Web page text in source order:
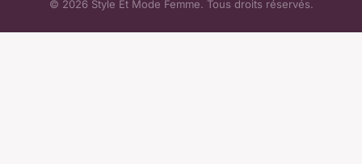
© 2026 Style Et Mode Femme. Tous droits réservés.